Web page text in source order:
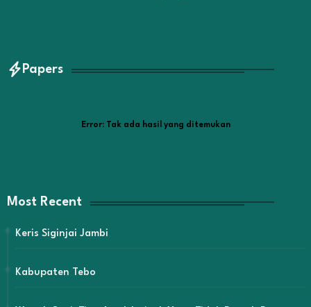
Papers
Error:Tak ada hasil yang ditemukan
Most Recent
Keris Siginjai Jambi
Kabupaten Tebo